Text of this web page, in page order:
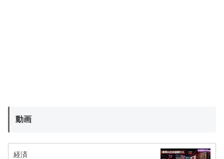
動画
経済